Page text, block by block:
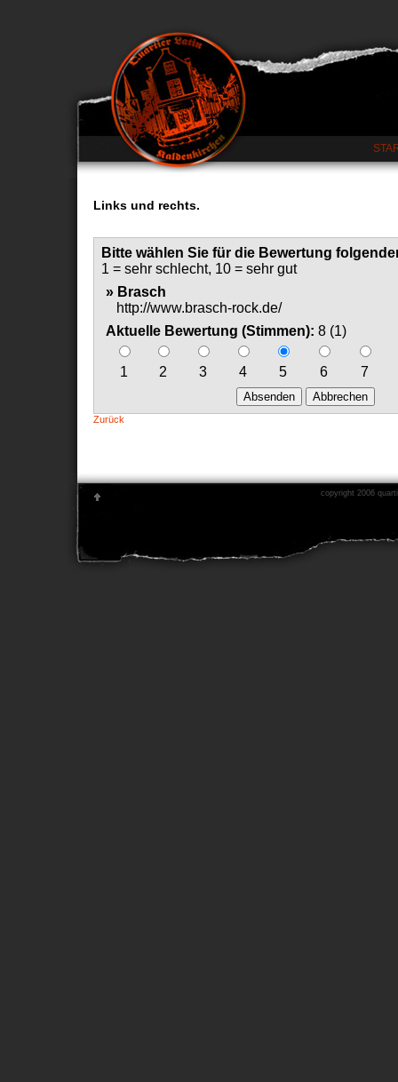
Links und rechts.
Bitte wählen Sie für die Bewertung
1 = sehr schlecht, 10 = sehr gut
» Brasch
http://www.brasch-rock.de/
Aktuelle Bewertung (Stimmen): 8 (1)
1 2 3 4 5 6 7
Zurück
copyright 2006